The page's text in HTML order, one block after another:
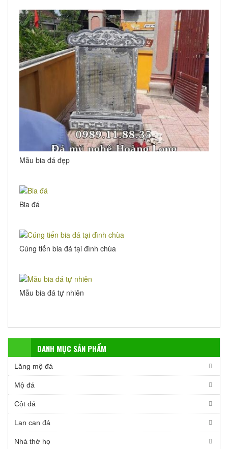
Mẫu bia đá đẹp
Bia đá
Cúng tiến bia đá tại đình chùa
Mẫu bia đá tự nhiên
DANH MỤC SẢN PHẨM
Lăng mộ đá
Mộ đá
Cột đá
Lan can đá
Nhà thờ họ